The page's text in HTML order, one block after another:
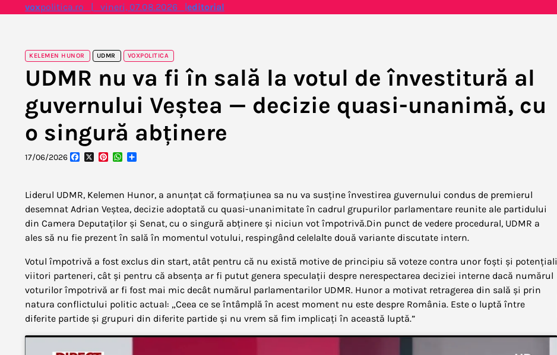
voxpolitica.ro | vineri, 07.08.2026 |editorial
KELEMEN HUNOR UDMR VOXPOLITICA
UDMR nu va fi în sală la votul de învestitură al
guvernului Veștea — decizie quasi-unanimă, cu
o singură abținere
17/06/2026 Facebook
X PinterestWhatsApp
Liderul UDMR, Kelemen Hunor, a anunțat că formațiunea sa nu va susține învestirea guvernului condus de premierul
desemnat Adrian Veștea, decizie adoptată cu quasi-unanimitate în cadrul grupurilor parlamentare reunite ale partidului
din Camera Deputaților și Senat, cu o singură abținere și niciun vot împotrivă.Din punct de vedere procedural, UDMR a
ales să nu fie prezent în sală în momentul votului, respingând celelalte două variante discutate intern.
Votul împotrivă a fost exclus din start, atât pentru că nu există motive de principiu să voteze contra unor foști și potențiali
viitori parteneri, cât și pentru că absența ar fi putut genera speculații despre nerespectarea deciziei interne dacă numărul
voturilor împotrivă ar fi fost mai mic decât numărul parlamentarilor UDMR. Hunor a motivat retragerea din sală și prin
natura conflictului politic actual: „Ceea ce se întâmplă în acest moment nu este despre România. Este o luptă între
diferite partide și grupuri din diferite partide și nu vrem să fim implicați în această luptă.”